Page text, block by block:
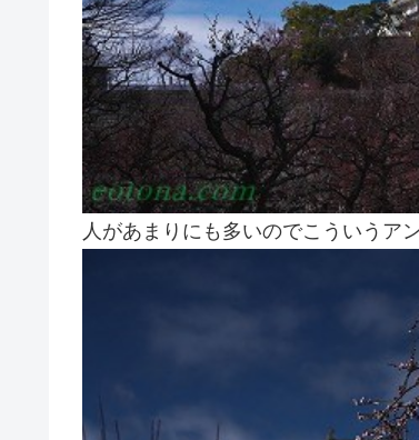
人があまりにも多いのでこういうア